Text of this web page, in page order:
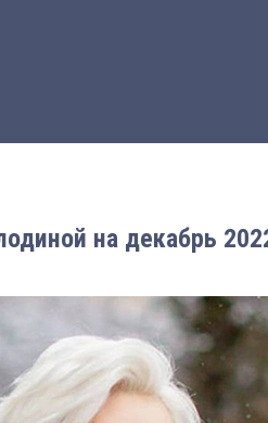
на декабрь